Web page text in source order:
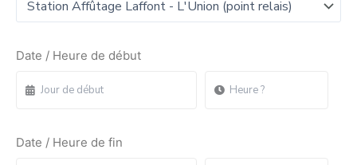
Date / Heure de début
Date / Heure de fin